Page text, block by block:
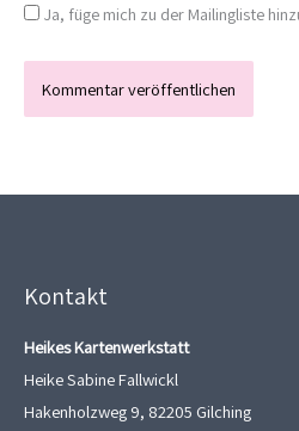
Ja, füge mich zu der Mailingliste
Kontakt
Heikes Kartenwerkstatt
Heike Sabine Fallwickl
Hakenholzweg 9, 82205 Gilching